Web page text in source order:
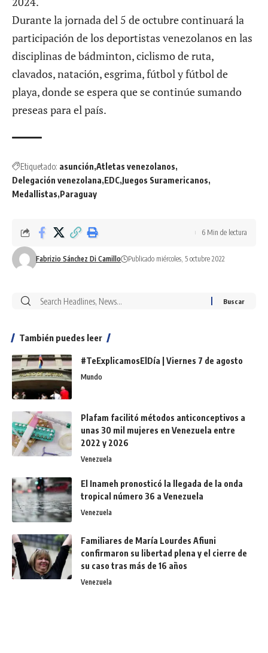
Durante la jornada del 5 de octubre continuará la
participación de los deportistas venezolanos en las
disciplinas de bádminton, ciclismo de ruta,
clavados, natación, esgrima, fútbol y fútbol de
playa, donde se espera que se continúe sumando
preseas para el país.
Etiquetado: asunción Atletas venezolanos
Delegación venezolana EDC Juegos Suramericanos
Medallistas Paraguay
Fabrizio Sánchez Di Camillo Publicado miércoles, 5 octubre 2022
6 Min de lectura
También puedes leer
#TeExplicamosElDía | Viernes 7 de agosto
Mundo
Plafam facilitó métodos anticonceptivos a
unas 30 mil mujeres en Venezuela entre
2022 y 2026
Venezuela
El Inameh pronosticó la llegada de la onda
tropical número 36 a Venezuela
Venezuela
Familiares de María Lourdes Afiuni
confirmaron su libertad plena y el cierre de
su caso tras más de 16 años
Venezuela